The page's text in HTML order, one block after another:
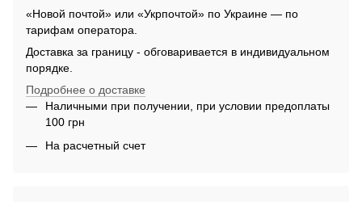
«Новой почтой» или «Укрпочтой» по Украине — по
тарифам оператора.
Доставка за границу - обговаривается в индивидуальном
порядке.
Подробнее о доставке
Наличными при получении, при условии предоплаты
100 грн
На расчетный счет